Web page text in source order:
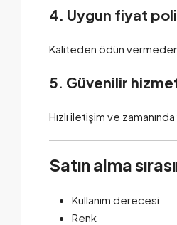
4. Uygun fiyat
Kaliteden ödün
5. Güvenilir
Hızlı iletişim ve
Satın alma
Kullanım derecesi
Renk